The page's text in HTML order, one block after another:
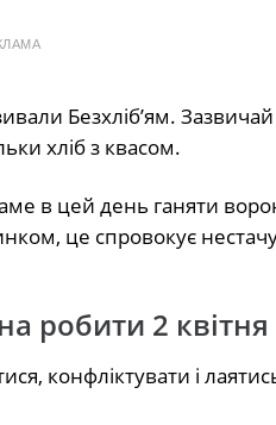
Безхліб’ям. Зазвичай
хліб з квасом.
в цей день ганяти
це спровокує нестачу
робити 2 квітня
конфліктувати і